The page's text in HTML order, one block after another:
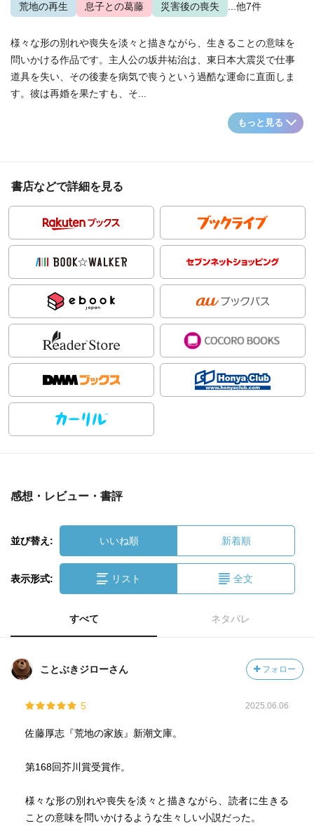
荒地の再生 息子との葛藤 災害後の喪失 ...他7件
様々な形の別れや喪失を淡々と描きながら、生きることの意味を
問いかける作品です。主人公の坂井祐治は、東日本大震災で仕事
道具を失い、その後妻を病気で喪うという過酷な運命に直面しま
す。彼は再婚を果たすも、そ...
もっと見る
書店などで詳細を見る
感想・レビュー・書評
並び替え: いいね順 新着順
表示形式: リスト 全文
すべて ネタバレ
ことぶきジローさん フォロー
5 2025.06.06
佐藤厚志『荒地の家族』新潮文庫。
第168回芥川賞受賞作。
様々な形の別れや喪失を淡々と描きながら、読者に生きる
ことの意味を問いかけるような生々しい小説だった。